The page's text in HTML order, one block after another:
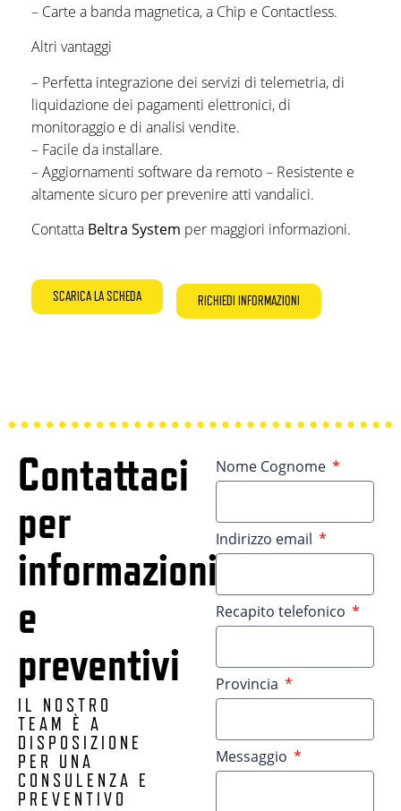
– Carte a banda magnetica, a Chip e Contactless.
Altri vantaggi
– Perfetta integrazione dei servizi di telemetria, di
liquidazione dei pagamenti elettronici, di
monitoraggio e di analisi vendite.
– Facile da installare.
– Aggiornamenti software da remoto – Resistente e
altamente sicuro per prevenire atti vandalici.
Contatta Beltra System per maggiori informazioni.
SCARICA LA SCHEDA RICHIEDI INFORMAZIONI
Contattaci
per
informazioni
e
preventivi
IL NOSTRO
TEAM È A
DISPOSIZIONE
PER UNA
CONSULENZA E
PREVENTIVO
Nome Cognome
Indirizzo email
Recapito telefonico
Provincia
Messaggio